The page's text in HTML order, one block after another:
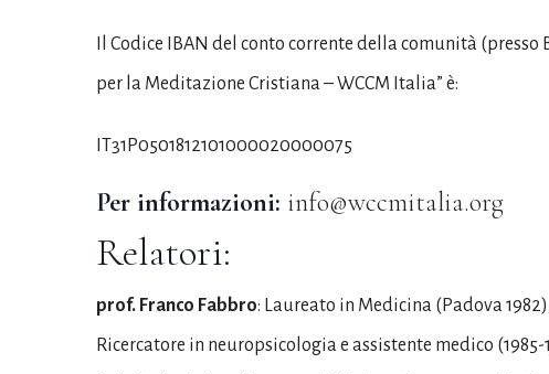
Il Codice IBAN del conto corrente della comunità
per la Meditazione Cristiana – WCCM Italia” è:
IT31P0501812101000020000075
Per informazioni: info@wccmitalia.org
Relatori:
prof. Franco Fabbro: Laureato in Medicina (Padova
Ricercatore in neuropsicologia e assistente medico